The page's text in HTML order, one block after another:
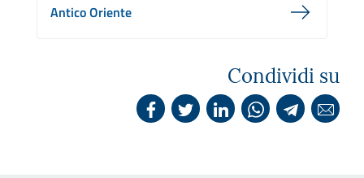
Antico Oriente
Condividi su